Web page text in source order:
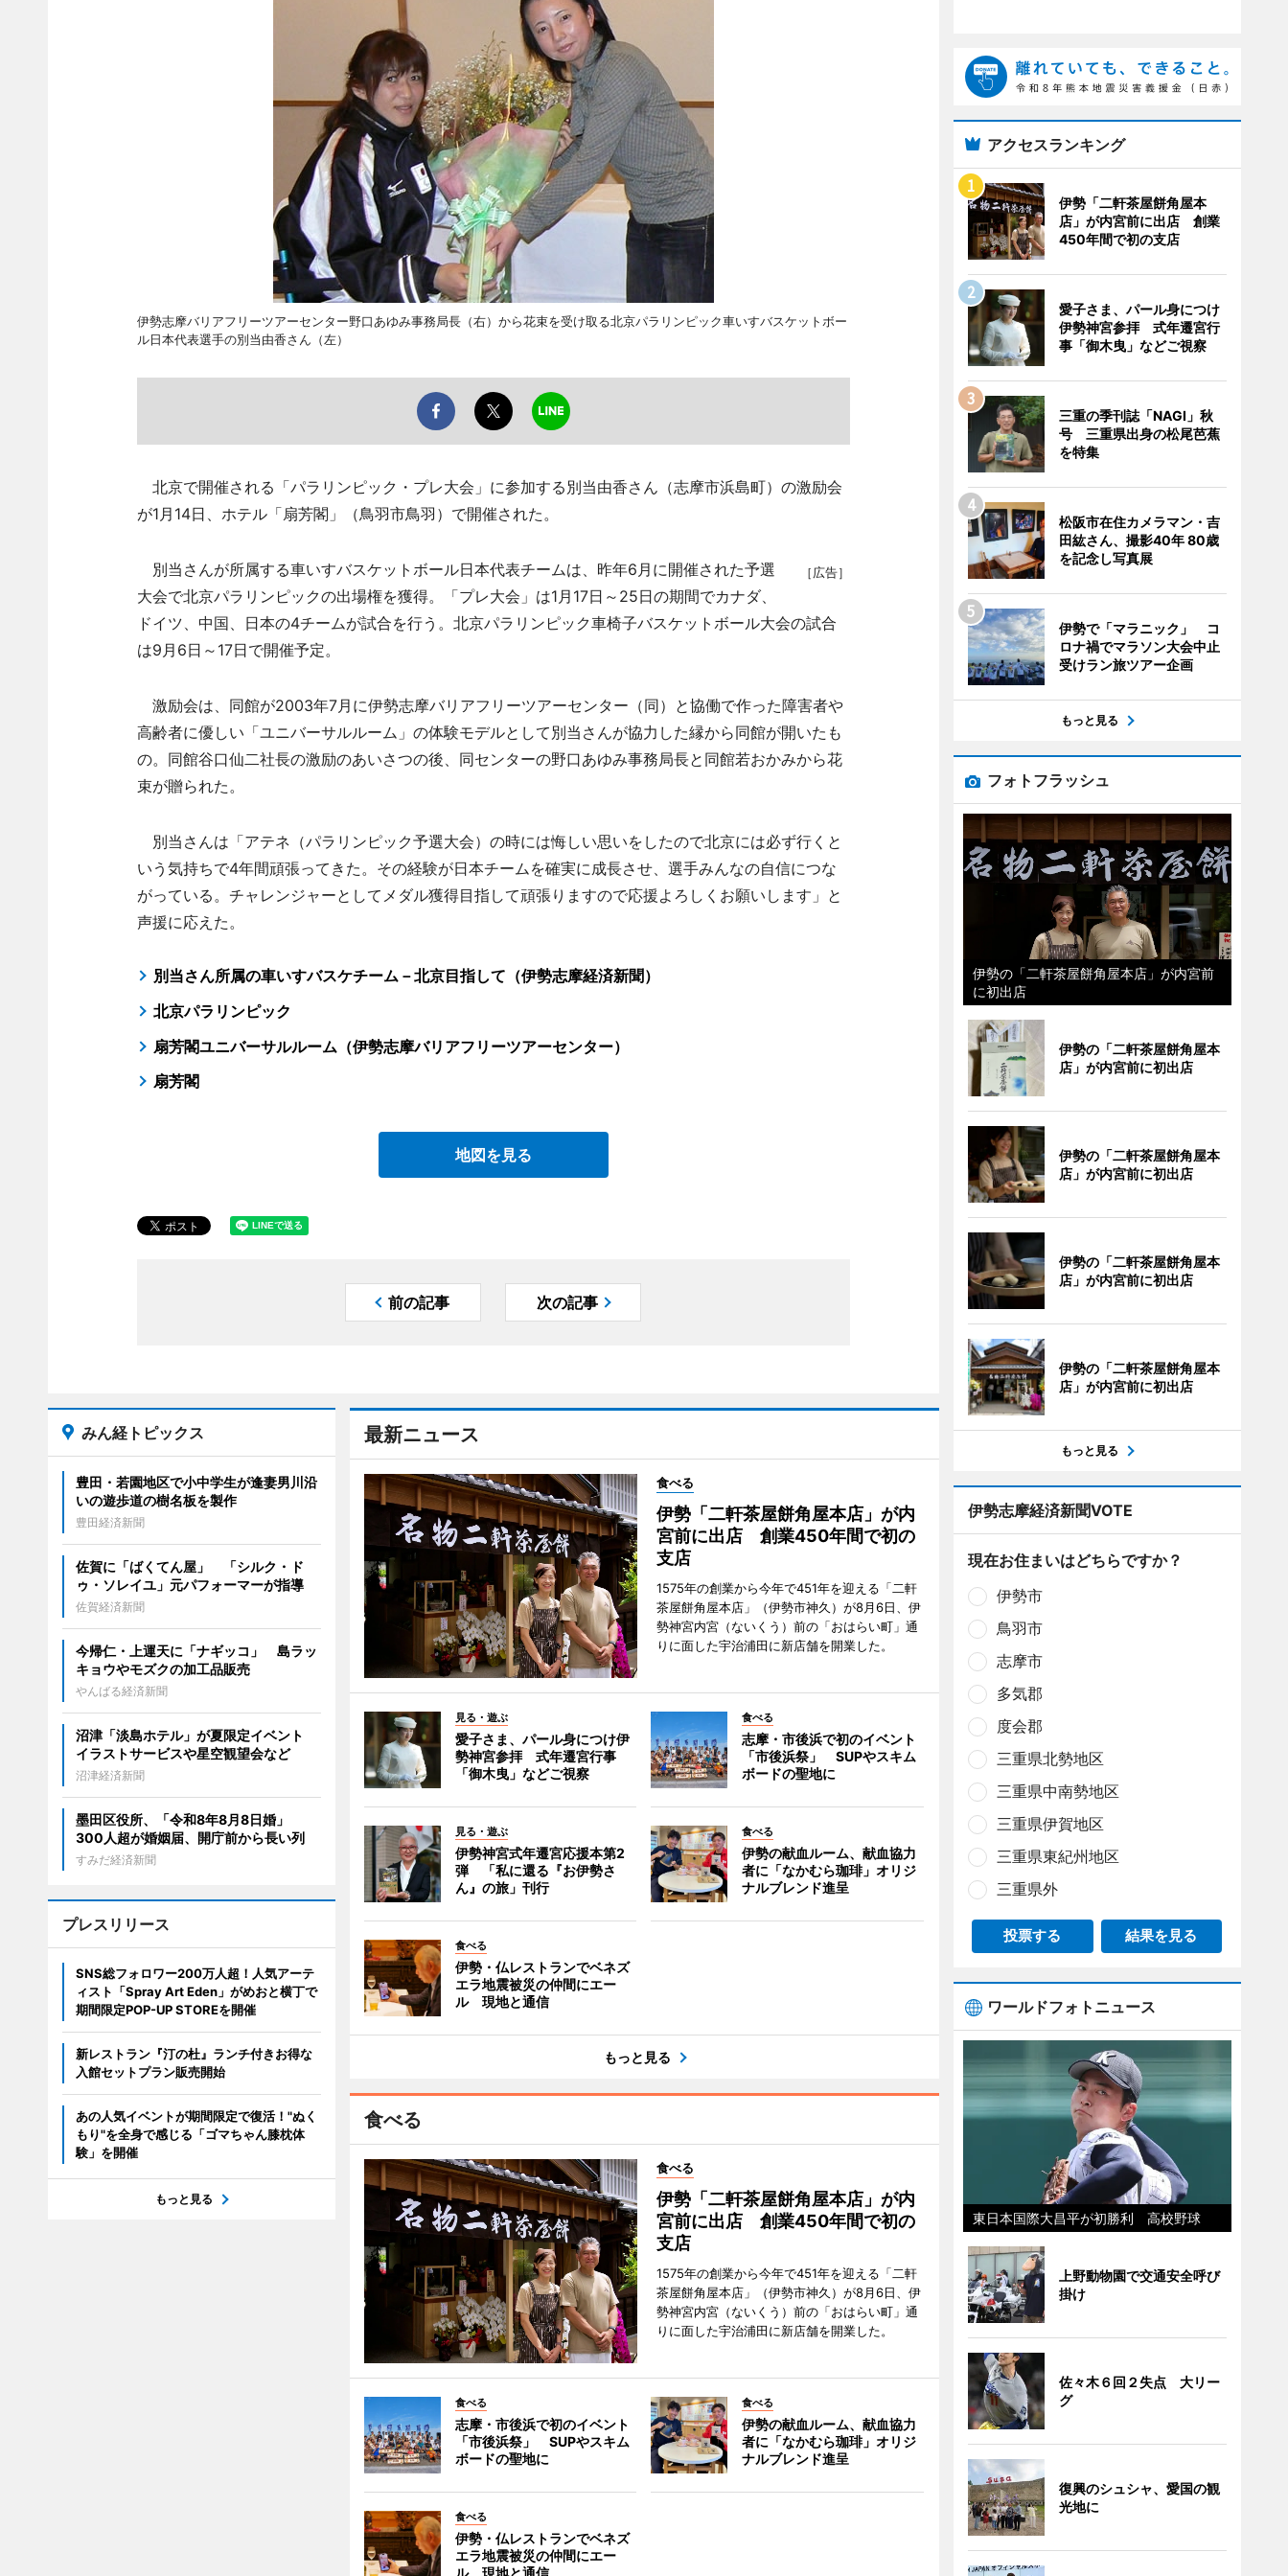
伊勢志摩バリアフリーツアーセンター野口あゆみ事務局長（右）から花束を受け取る北京パラリンピック車いすバスケットボー
ル日本代表選手の別当由香さん（左）
北京で開催される「パラリンピック・プレ大会」に参加する別当由香さん（志摩市浜島町）の激励会
が1月14日、ホテル「扇芳閣」（鳥羽市鳥羽）で開催された。
［広告］
別当さんが所属する車いすバスケットボール日本代表チームは、昨年6月に開催された予選
大会で北京パラリンピックの出場権を獲得。「プレ大会」は1月17日～25日の期間でカナダ、
ドイツ、中国、日本の4チームが試合を行う。北京パラリンピック車椅子バスケットボール大会の試合
は9月6日～17日で開催予定。
激励会は、同館が2003年7月に伊勢志摩バリアフリーツアーセンター（同）と協働で作った障害者や
高齢者に優しい「ユニバーサルルーム」の体験モデルとして別当さんが協力した縁から同館が開いたも
の。同館谷口仙二社長の激励のあいさつの後、同センターの野口あゆみ事務局長と同館若おかみから花
束が贈られた。
別当さんは「アテネ（パラリンピック予選大会）の時には悔しい思いをしたので北京には必ず行くと
いう気持ちで4年間頑張ってきた。その経験が日本チームを確実に成長させ、選手みんなの自信につな
がっている。チャレンジャーとしてメダル獲得目指して頑張りますので応援よろしくお願いします」と
声援に応えた。
別当さん所属の車いすバスケチーム－北京目指して（伊勢志摩経済新聞）
北京パラリンピック
扇芳閣ユニバーサルルーム（伊勢志摩バリアフリーツアーセンター）
扇芳閣
地図を見る
前の記事 次の記事
最新ニュース
食べる
伊勢「二軒茶屋餅角屋本店」が内
宮前に出店 創業450年間で初の
支店
1575年の創業から今年で451年を迎える「二軒
茶屋餅角屋本店」（伊勢市神久）が8月6日、伊
勢神宮内宮（ないくう）前の「おはらい町」通
りに面した宇治浦田に新店舗を開業した。
見る・遊ぶ
愛子さま、パール身につけ伊
勢神宮参拝 式年遷宮行事
「御木曳」などご視察
食べる
志摩・市後浜で初のイベント
「市後浜祭」 SUPやスキム
ボードの聖地に
見る・遊ぶ
伊勢神宮式年遷宮応援本第2
弾 「私に還る『お伊勢さ
ん』の旅」刊行
食べる
伊勢の献血ルーム、献血協力
者に「なかむら珈琲」オリジ
ナルブレンド進呈
食べる
伊勢・仏レストランでベネズ
エラ地震被災の仲間にエー
ル 現地と通信
もっと見る
食べる
食べる
伊勢「二軒茶屋餅角屋本店」が内
宮前に出店 創業450年間で初の
支店
1575年の創業から今年で451年を迎える「二軒
茶屋餅角屋本店」（伊勢市神久）が8月6日、伊
勢神宮内宮（ないくう）前の「おはらい町」通
りに面した宇治浦田に新店舗を開業した。
食べる
志摩・市後浜で初のイベント
「市後浜祭」 SUPやスキム
ボードの聖地に
食べる
伊勢の献血ルーム、献血協力
者に「なかむら珈琲」オリジ
ナルブレンド進呈
食べる
伊勢・仏レストランでベネズ
エラ地震被災の仲間にエー
みん経トピックス
豊田・若園地区で小中学生が逢妻男川沿
いの遊歩道の樹名板を製作
豊田経済新聞
佐賀に「ばくてん屋」 「シルク・ド
ゥ・ソレイユ」元パフォーマーが指導
佐賀経済新聞
今帰仁・上運天に「ナギッコ」 島ラッ
キョウやモズクの加工品販売
やんばる経済新聞
沼津「淡島ホテル」が夏限定イベント
イラストサービスや星空観望会など
沼津経済新聞
墨田区役所、「令和8年8月8日婚」
300人超が婚姻届、開庁前から長い列
すみだ経済新聞
プレスリリース
SNS総フォロワー200万人超！人気アーテ
ィスト「Spray Art Eden」がめおと横丁で
期間限定POP-UP STOREを開催
新レストラン『汀の杜』ランチ付きお得な
入館セットプラン販売開始
あの人気イベントが期間限定で復活！"ぬく
もり"を全身で感じる「ゴマちゃん膝枕体
験」を開催
もっと見る
アクセスランキング
伊勢「二軒茶屋餅角屋本
店」が内宮前に出店 創業
450年間で初の支店
愛子さま、パール身につけ
伊勢神宮参拝 式年遷宮行
事「御木曳」などご視察
三重の季刊誌「NAGI」秋
号 三重県出身の松尾芭蕉
を特集
松阪市在住カメラマン・吉
田紘さん、撮影40年 80歳
を記念し写真展
伊勢で「マラニック」 コ
ロナ禍でマラソン大会中止
受けラン旅ツアー企画
もっと見る
フォトフラッシュ
伊勢の「二軒茶屋餅角屋本店」が内宮前
に初出店
伊勢の「二軒茶屋餅角屋本
店」が内宮前に初出店
伊勢の「二軒茶屋餅角屋本
店」が内宮前に初出店
伊勢の「二軒茶屋餅角屋本
店」が内宮前に初出店
伊勢の「二軒茶屋餅角屋本
店」が内宮前に初出店
もっと見る
伊勢志摩経済新聞VOTE
現在お住まいはどちらですか？
伊勢市
鳥羽市
志摩市
多気郡
度会郡
三重県北勢地区
三重県中南勢地区
三重県伊賀地区
三重県東紀州地区
三重県外
投票する 結果を見る
ワールドフォトニュース
東日本国際大昌平が初勝利 高校野球
上野動物園で交通安全呼び
掛け
佐々木６回２失点 大リー
グ
復興のシュシャ、愛国の観
光地に